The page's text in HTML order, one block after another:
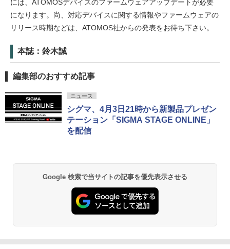
には、ATOMOSデバイスのファームウェアアップデートが必要
になります。尚、対応デバイスに関する情報やファームウェアの
リリース時期などは、ATOMOS社からの発表をお待ち下さい。
本誌：鈴木誠
編集部のおすすめ記事
ニュース
シグマ、4月3日21時から新製品プレゼン
テーション「SIGMA STAGE ONLINE」
を配信
Google 検索で当サイトの記事を優先表示させる